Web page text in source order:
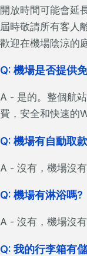
開放時間可能會延
屆時敬請所有客人
歡迎在機場陰涼的
Q: 機場是否提供
A - 是的。整個航
費，安全和快速的
Q: 機場有自動取
A - 沒有，機場沒
Q: 機場有淋浴嗎?
A - 沒有，機場沒有
Q: 我的行李箱有